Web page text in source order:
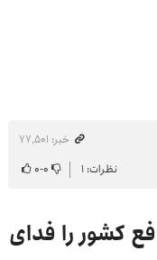
خبر: ۷۷٬۵۰۱
نظرات: ۱ ۰-۰
کشور را فدای